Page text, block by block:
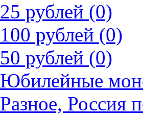
25 рублей (0)
100 рублей (0)
50 рублей (0)
Юбилейные
Разное, Россия